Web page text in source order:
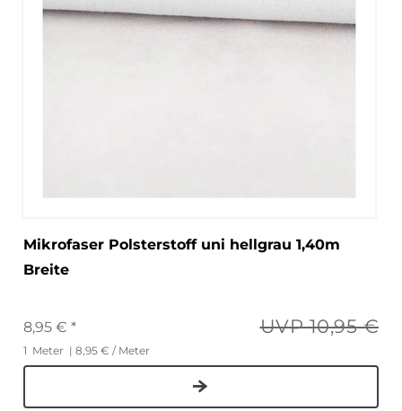
Mikrofaser Polsterstoff uni hellgrau 1,40m
Breite
UVP 10,95 €
8,95 € *
1 Meter | 8,95 € / Meter